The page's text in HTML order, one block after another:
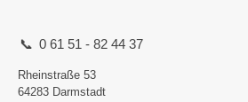
0 61 51 - 82 44 37
Rheinstraße 53
64283 Darmstadt